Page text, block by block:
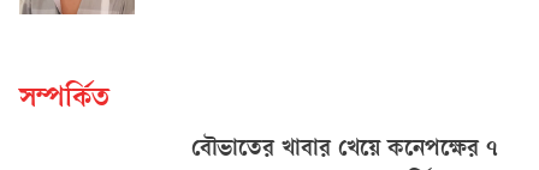
সম্পর্কিত
বৌভাতের খাবার খেয়ে কনেপক্ষের ৭